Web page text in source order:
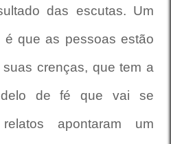
das escutas. Um
é que as pessoas estão
crenças, que tem a
de fé que vai se
apontaram um